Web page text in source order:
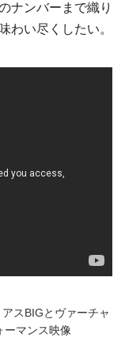
ナンバーまで織り
わい尽くしたい。
アスBIGとヴァーチャ
ーマンス映像